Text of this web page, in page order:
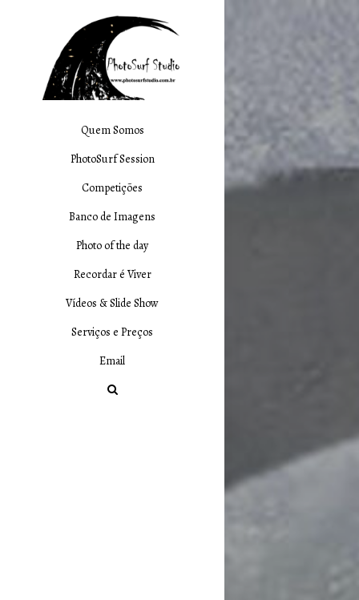
Quem Somos
PhotoSurf Session
Competições
Banco de Imagens
Photo of the day
Recordar é Viver
Vídeos & Slide Show
Serviços e Preços
Email